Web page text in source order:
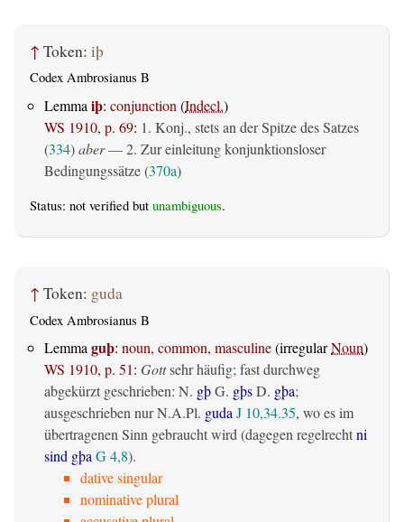
↑ Token: iþ
Codex Ambrosianus B
Lemma iþ: conjunction (Indecl.)
WS 1910, p. 69: 1. Konj., stets an der Spitze des Satzes
(334)aber— 2. Zur einleitung konjunktionsloser
Bedingungssätze (370a)
Status: not verified but unambiguous.
↑ Token: guda
Codex Ambrosianus B
Lemma guþ: noun, common, masculine(irregularNoun)
WS 1910, p. 51: Gottsehr häufig; fast durchweg
abgekürzt geschrieben: N. gþG. gþsD. gþa;
ausgeschrieben nur N.A.Pl. guda J 10,34.35, wo es im
übertragenen Sinn gebraucht wird (dagegen regelrechtni
sind gþa G 4,8).
dative singular
nominative plural